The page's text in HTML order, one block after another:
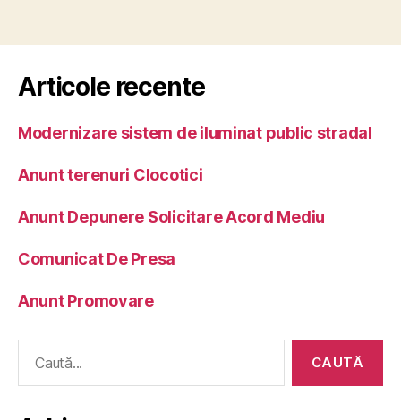
Articole recente
Modernizare sistem de iluminat public stradal
Anunt terenuri Clocotici
Anunt Depunere Solicitare Acord Mediu
Comunicat De Presa
Anunt Promovare
după: